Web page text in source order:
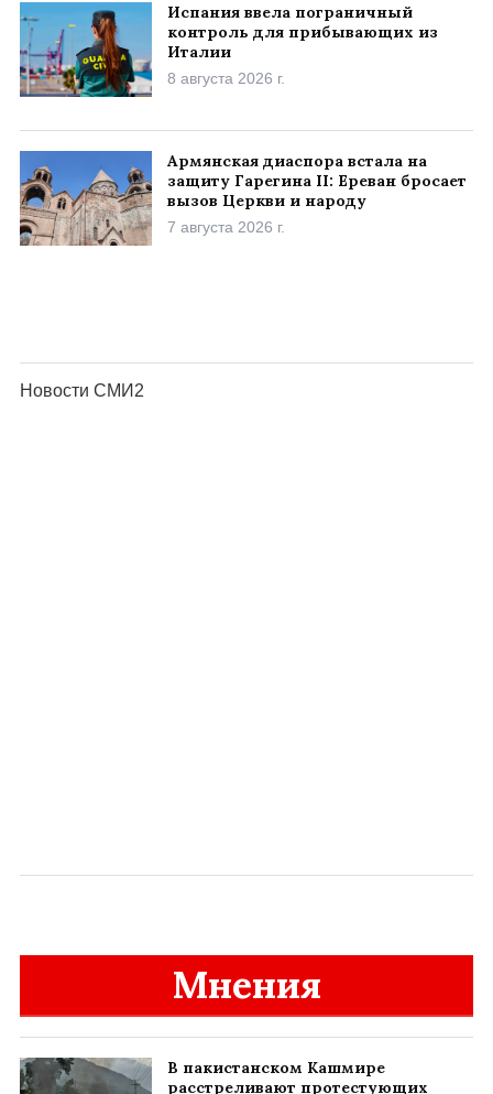
Испания ввела пограничный
контроль для прибывающих из
Италии
8 августа 2026 г.
Армянская диаспора встала на
защиту Гарегина II: Ереван бросает
вызов Церкви и народу
7 августа 2026 г.
Мнения
В пакистанском Кашмире
расстреливают протестующих